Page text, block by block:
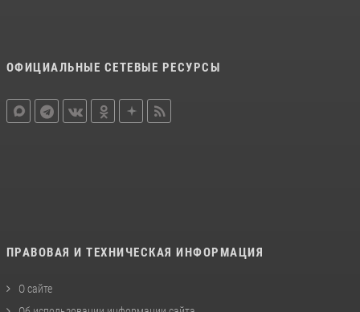
ОФИЦИАЛЬНЫЕ СЕТЕВЫЕ РЕСУРСЫ
ПРАВОВАЯ И ТЕХНИЧЕСКАЯ ИНФОРМАЦИЯ
О сайте